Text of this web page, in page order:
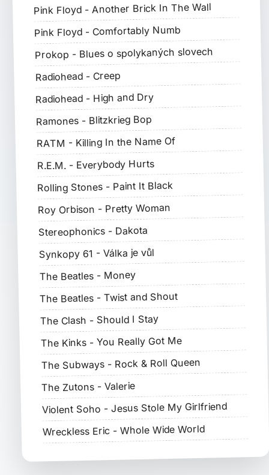
Pink Floyd - Another Brick In The Wall
Pink Floyd - Comfortably Numb
Prokop - Blues o spolykaných slovech
Radiohead - Creep
Radiohead - High and Dry
Ramones - Blitzkrieg Bop
RATM - Killing In the Name Of
R.E.M. - Everybody Hurts
Rolling Stones - Paint It Black
Roy Orbison - Pretty Woman
Stereophonics - Dakota
Synkopy 61 - Válka je vůl
The Beatles - Money
The Beatles - Twist and Shout
The Clash - Should I Stay
The Kinks - You Really Got Me
The Subways - Rock & Roll Queen
The Zutons - Valerie
Violent Soho - Jesus Stole My Girlfriend
Wreckless Eric - Whole Wide World